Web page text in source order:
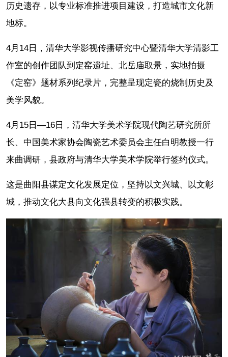
历史遗存，以专业标准推进项目建设，打造城市文化新
地标。
4月14日，清华大学影视传播研究中心暨清华大学清影工
作室的创作团队到定窑遗址、北岳庙取景，实地拍摄
《定窑》题材系列纪录片，完整呈现定瓷的烧制历史及
美学风貌。
4月15日—16日，清华大学美术学院现代陶艺研究所所
长、中国美术家协会陶瓷艺术委员会主任白明教授一行
来曲调研，县政府与清华大学美术学院举行签约仪式。
这是曲阳县谋定文化发展定位，坚持以文兴城、以文彰
城，推动文化大县向文化强县转变的积极实践。